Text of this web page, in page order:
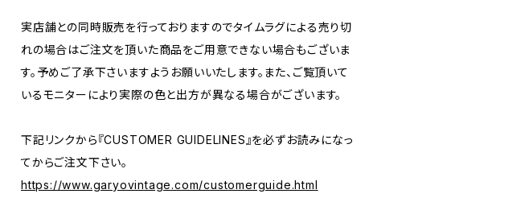
実店舗との同時販売を行っておりますのでタイムラグによる売り切
れの場合はご注文を頂いた商品をご用意できない場合もございま
す。予めご了承下さいますようお願いいたします。また、ご覧頂いて
いるモニターにより実際の色と出方が異なる場合がございます。
下記リンクから『CUSTOMER GUIDELINES』を必ずお読みになっ
てからご注文下さい。
https://www.garyovintage.com/customerguide.html